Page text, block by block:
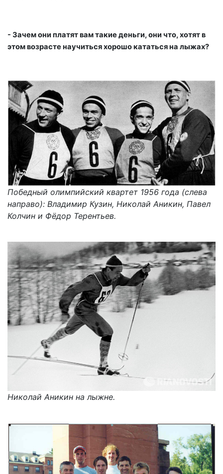
- Зачем они платят вам такие деньги, они что, хотят в
этом возрасте научиться хорошо кататься на лыжах?
Победный олимпийский квартет 1956 года (слева
направо): Владимир Кузин, Николай Аникин, Павел
Колчин и Фёдор Терентьев.
Николай Аникин на лыжне.